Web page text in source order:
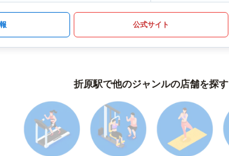
公式サイト
折原駅で他のジャンルの店舗を探す